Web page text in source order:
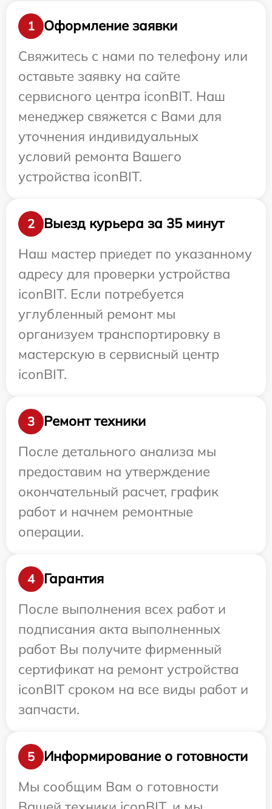
1
Оформление заявки
Свяжитесь с нами по телефону или
оставьте заявку на сайте
сервисного центра iconBIT. Наш
менеджер свяжется с Вами для
уточнения индивидуальных
условий ремонта Вашего
устройства iconBIT.
2
Выезд курьера за 35 минут
Наш мастер приедет по указанному
адресу для проверки устройства
iconBIT. Если потребуется
углубленный ремонт мы
организуем транспортировку в
мастерскую в сервисный центр
iconBIT.
3
Ремонт техники
После детального анализа мы
предоставим на утверждение
окончательный расчет, график
работ и начнем ремонтные
операции.
4
Гарантия
После выполнения всех работ и
подписания акта выполненных
работ Вы получите фирменный
сертификат на ремонт устройства
iconBIT сроком на все виды работ и
запчасти.
5
Информирование о готовности
Мы сообщим Вам о готовности